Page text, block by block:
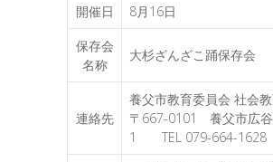
開催日
8月16日
保存会
名称
大杉ざんざこ踊保存会
連絡先
養父市教育委員会 社
〒667-0101 養父市広
1 TEL 079-664-1628